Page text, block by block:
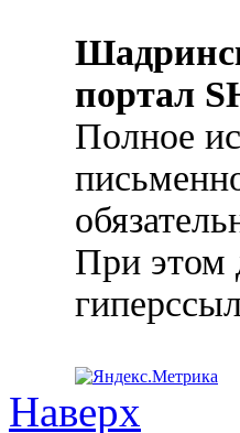
портал
Полное
При этом
Наверх